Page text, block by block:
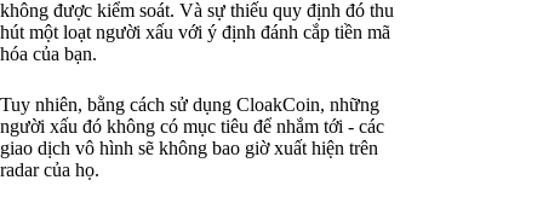
không được kiểm soát. Và sự thiếu quy định đó thu
hút một loạt người xấu với ý định đánh cắp tiền mã
hóa của bạn.
Tuy nhiên, bằng cách sử dụng CloakCoin, những
người xấu đó không có mục tiêu để nhắm tới - các
giao dịch vô hình sẽ không bao giờ xuất hiện trên
radar của họ.